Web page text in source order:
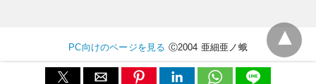
PC向けのページを見る Ⓒ2004 亜細亜ノ蛾